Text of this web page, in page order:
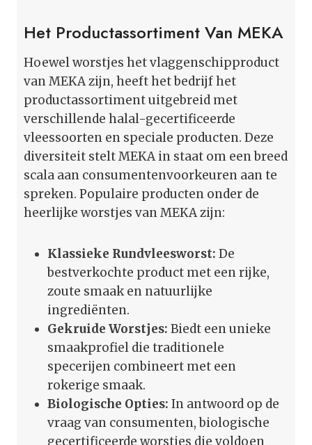
Het Productassortiment Van MEKA
Hoewel worstjes het vlaggenschipproduct
van MEKA zijn, heeft het bedrijf het
productassortiment uitgebreid met
verschillende halal-gecertificeerde
vleessoorten en speciale producten. Deze
diversiteit stelt MEKA in staat om een breed
scala aan consumentenvoorkeuren aan te
spreken. Populaire producten onder de
heerlijke worstjes van MEKA zijn:
Klassieke Rundvleesworst: De
bestverkochte product met een rijke,
zoute smaak en natuurlijke
ingrediënten.
Gekruide Worstjes: Biedt een unieke
smaakprofiel die traditionele
specerijen combineert met een
rokerige smaak.
Biologische Opties: In antwoord op de
vraag van consumenten, biologische
gecertificeerde worstjes die voldoen